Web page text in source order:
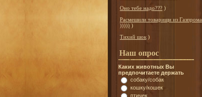
Оно тебе надо??? )
Расмешили товарищи из Газпрома
))))) )
Тихий шок )
Наш опрос
Каких животных Вы
предпочитаете держать
собаку/собак
кошку/кошек
птичек